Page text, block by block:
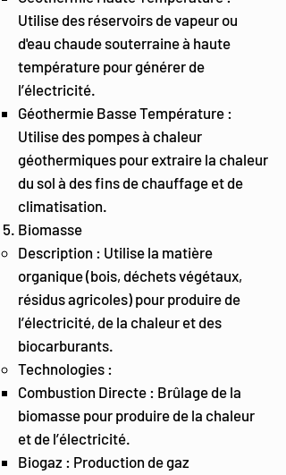
Utilise des réservoirs de vapeur ou
d'eau chaude souterraine à haute
température pour générer de
l’électricité.
Géothermie Basse Température :
Utilise des pompes à chaleur
géothermiques pour extraire la chaleur
du sol à des fins de chauffage et de
climatisation.
Biomasse
Description : Utilise la matière
organique (bois, déchets végétaux,
résidus agricoles) pour produire de
l’électricité, de la chaleur et des
biocarburants.
Technologies :
Combustion Directe : Brûlage de la
biomasse pour produire de la chaleur
et de l’électricité.
Biogaz : Production de gaz